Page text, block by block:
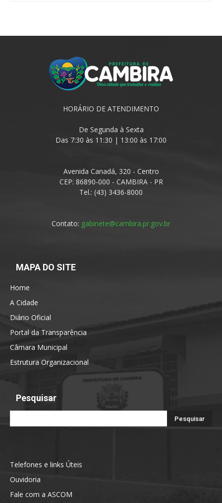
HORÁRIO DE ATENDIMENTO
De Segunda à Sexta
Das 7:30 às 11:30 | 13:00 às 17:00
Avenida Canadá, 320 - Centro
CEP: 86890-000 - CAMBIRA - PR
Tel.: (43) 3436-8000
Contato: gabinete@cambira.pr.gov.br
MAPA DO SITE
Home
A Cidade
Diário Oficial
Portal da Transparência
Câmara Municipal
Estrutura Organizacional
Pesquisar
Telefones e links Úteis
Ouvidoria
Fale com a ASCOM